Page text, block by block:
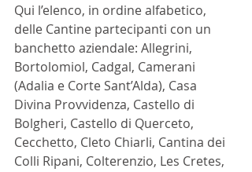
Qui l’elenco, in ordine alfabetico,
delle Cantine partecipanti con un
banchetto aziendale: Allegrini,
Bortolomiol, Cadgal, Camerani
(Adalia e Corte Sant’Alda), Casa
Divina Provvidenza, Castello di
Bolgheri, Castello di Querceto,
Cecchetto, Cleto Chiarli, Cantina dei
Colli Ripani, Colterenzio, Les Cretes,